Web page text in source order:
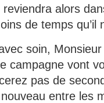
alors
de temps
soin,
campagne vont
pas de
entre les